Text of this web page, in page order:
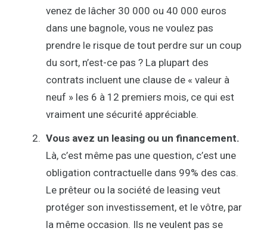
venez de lâcher 30 000 ou 40 000 euros
dans une bagnole, vous ne voulez pas
prendre le risque de tout perdre sur un coup
du sort, n’est-ce pas ? La plupart des
contrats incluent une clause de « valeur à
neuf » les 6 à 12 premiers mois, ce qui est
vraiment une sécurité appréciable.
Vous avez un leasing ou un financement.
Là, c’est même pas une question, c’est une
obligation contractuelle dans 99% des cas.
Le prêteur ou la société de leasing veut
protéger son investissement, et le vôtre, par
la même occasion. Ils ne veulent pas se